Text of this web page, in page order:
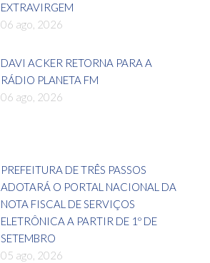
EXTRAVIRGEM
06 ago, 2026
DAVI ACKER RETORNA PARA A
RÁDIO PLANETA FM
06 ago, 2026
PREFEITURA DE TRÊS PASSOS
ADOTARÁ O PORTAL NACIONAL DA
NOTA FISCAL DE SERVIÇOS
ELETRÔNICA A PARTIR DE 1º DE
SETEMBRO
05 ago, 2026